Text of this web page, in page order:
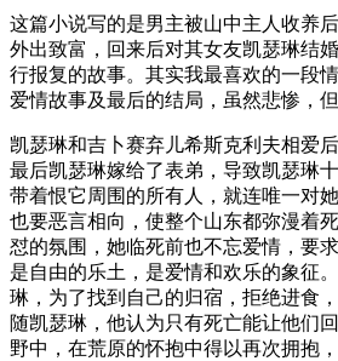
这篇小说写的是男主被山中主人收养
外出致富，回来后对其女友凯瑟琳结
行报复的故事。其实我最喜欢的一段
爱情故事及最后的结局，虽然悲惨，但
凯瑟琳和吉卜赛弃儿希斯克利夫相爱
最后凯瑟琳嫁给了表弟，导致凯瑟琳
带着恨它周围的所有人，就连唯一对
也要恶言相向，使整个山东都弥漫着
怼的氛围，她临死前也不忘爱情，要
是自由的乐土，是爱情和欢乐的象征
琳，为了找到自己的归宿，拒绝进食
随凯瑟琳，他认为只有死亡能让他们
野中，在荒原的怀抱中得以再次拥抱